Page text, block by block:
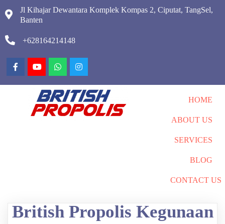
Jl Kihajar Dewantara Komplek Kompas 2, Ciputat, TangSel,
Banten
+628164214148
HOME
ABOUT US
SERVICES
BLOG
CONTACT US
British Propolis Kegunaan